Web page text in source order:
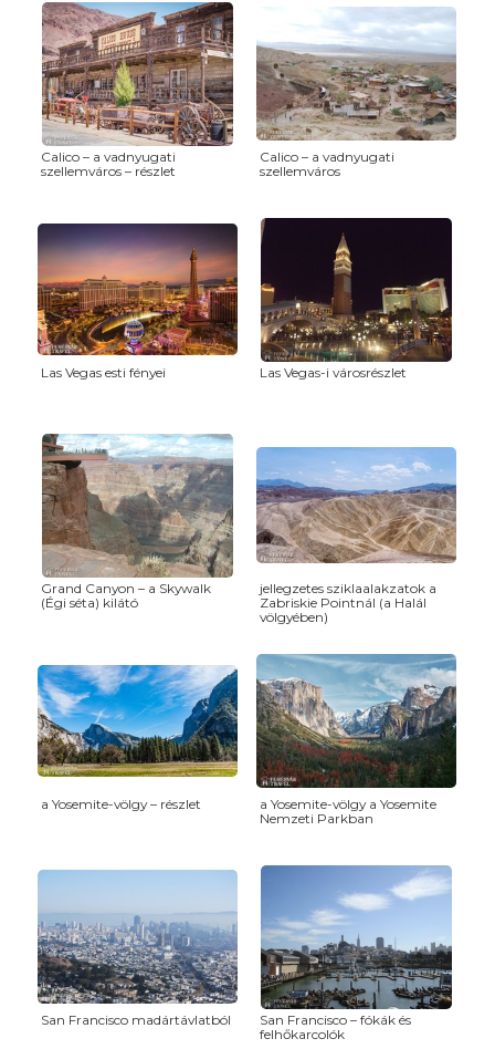
Calico – a vadnyugati
szellemváros – részlet
Calico – a vadnyugati
szellemváros
Las Vegas esti fényei Las Vegas-i városrészlet
Grand Canyon – a Skywalk
(Égi séta) kilátó
jellegzetes sziklaalakzatok a
Zabriskie Pointnál (a Halál
völgyében)
a Yosemite-völgy – részlet
a Yosemite-völgy a Yosemite
Nemzeti Parkban
San Francisco madártávlatból
San Francisco – fókák és
felhőkarcolók